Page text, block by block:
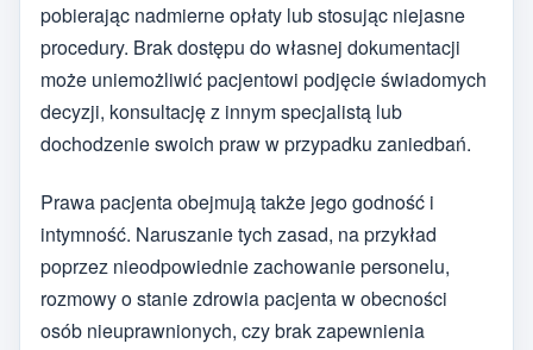
pobierając nadmierne opłaty lub stosując niejasne
procedury. Brak dostępu do własnej dokumentacji
może uniemożliwić pacjentowi podjęcie świadomych
decyzji, konsultację z innym specjalistą lub
dochodzenie swoich praw w przypadku zaniedbań.
Prawa pacjenta obejmują także jego godność i
intymność. Naruszanie tych zasad, na przykład
poprzez nieodpowiednie zachowanie personelu,
rozmowy o stanie zdrowia pacjenta w obecności
osób nieuprawnionych, czy brak zapewnienia